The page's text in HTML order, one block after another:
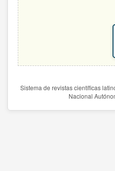
Sistema de revistas científicas
Nacional